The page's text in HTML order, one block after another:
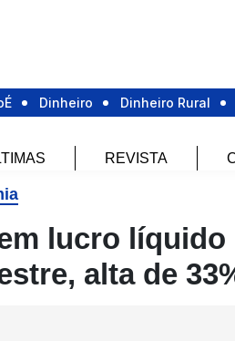
Dinheiro Dinheiro Rural
REVISTA
lucro líquido
alta de